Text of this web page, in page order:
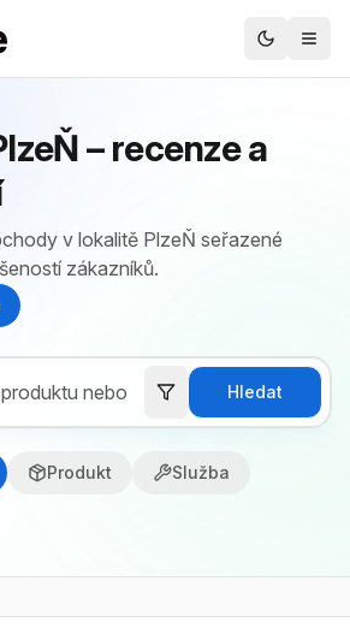
– recenze a
v lokalitě PlzeŇ seřazené
zákazníků.
Hledat
Produkt Služba